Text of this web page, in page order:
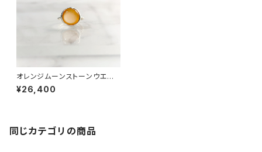
オレンジムーンストーンウエー
ブリング RG21-075
¥26,400
同じカテゴリの商品